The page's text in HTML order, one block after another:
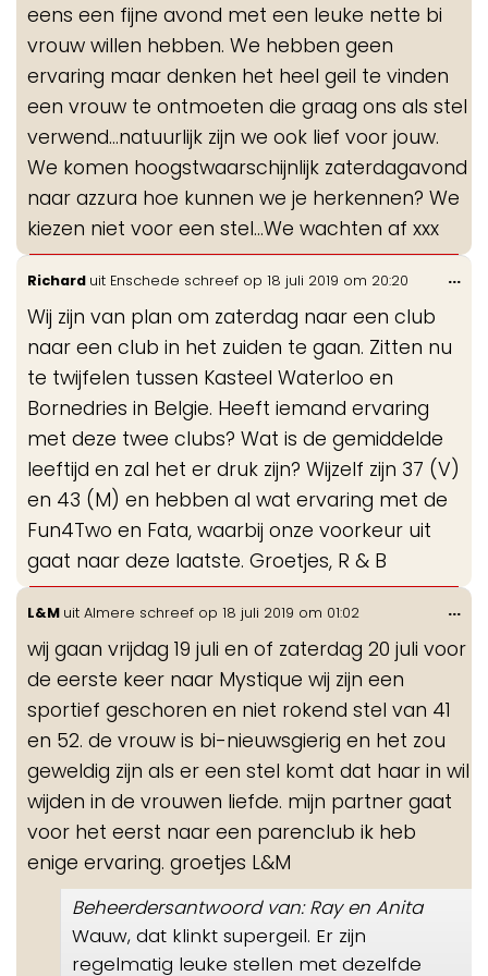
eens een fijne avond met een leuke nette bi
vrouw willen hebben. We hebben geen
ervaring maar denken het heel geil te vinden
een vrouw te ontmoeten die graag ons als stel
verwend...natuurlijk zijn we ook lief voor jouw.
We komen hoogstwaarschijnlijk zaterdagavond
naar azzura hoe kunnen we je herkennen? We
kiezen niet voor een stel...We wachten af xxx
Richard uit Enschede schreef op 18 juli 2019 om 20:20
Wij zijn van plan om zaterdag naar een club
naar een club in het zuiden te gaan. Zitten nu
te twijfelen tussen Kasteel Waterloo en
Bornedries in Belgie. Heeft iemand ervaring
met deze twee clubs? Wat is de gemiddelde
leeftijd en zal het er druk zijn? Wijzelf zijn 37 (V)
en 43 (M) en hebben al wat ervaring met de
Fun4Two en Fata, waarbij onze voorkeur uit
gaat naar deze laatste. Groetjes, R & B
...
L&M uit Almere schreef op 18 juli 2019 om 01:02
wij gaan vrijdag 19 juli en of zaterdag 20 juli voor
de eerste keer naar Mystique wij zijn een
sportief geschoren en niet rokend stel van 41
en 52. de vrouw is bi-nieuwsgierig en het zou
geweldig zijn als er een stel komt dat haar in wil
wijden in de vrouwen liefde. mijn partner gaat
voor het eerst naar een parenclub ik heb
enige ervaring. groetjes L&M
Beheerdersantwoord van: Ray en Anita
Wauw, dat klinkt supergeil. Er zijn
regelmatig leuke stellen met dezelfde
...